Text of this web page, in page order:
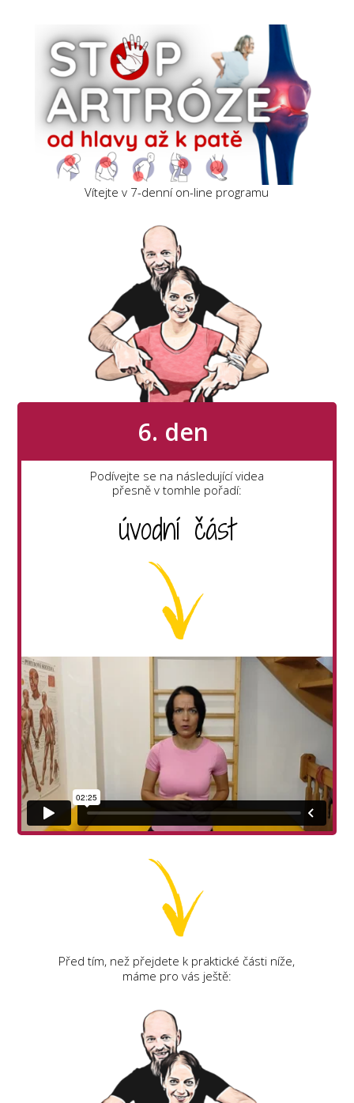
Vítejte v 7-denní on-line programu
6. den
Podívejte se na následující videa
přesně v tomhle pořadí:
úvodní část
Před tím, než přejdete k praktické části níže,
máme pro vás ještě: